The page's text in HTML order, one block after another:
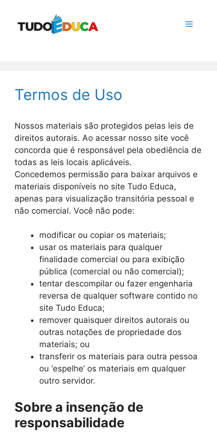
Menu
Termos de Uso
Nossos materiais são protegidos pelas leis de
direitos autorais. Ao acessar nosso site você
concorda que é responsável pela obediência de
todas as leis locais aplicáveis.
Concedemos permissão para baixar arquivos e
materiais disponíveis no site Tudo Educa,
apenas para visualização transitória pessoal e
não comercial. Você não pode:
modificar ou copiar os materiais;
usar os materiais para qualquer
finalidade comercial ou para exibição
pública (comercial ou não comercial);
tentar descompilar ou fazer engenharia
reversa de qualquer software contido no
site Tudo Educa;
remover quaisquer direitos autorais ou
outras notações de propriedade dos
materiais; ou
transferir os materiais para outra pessoa
ou ‘espelhe’ os materiais em qualquer
outro servidor.
Sobre a insenção de
responsabilidade